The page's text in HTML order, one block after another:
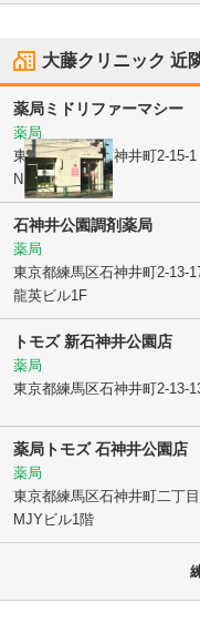
大藤クリニック 近
薬局ミドリファーマシー
薬局
東京都練馬区石神井町2-15-1
NMSビル1F
石神井公園調剤薬局
薬局
東京都練馬区石神井町2-13-
龍英ビル1F
トモズ 新石神井公園店
薬局
東京都練馬区石神井町2-13-
薬局トモズ 石神井公園店
薬局
東京都練馬区石神井町二丁
MJYビル1階